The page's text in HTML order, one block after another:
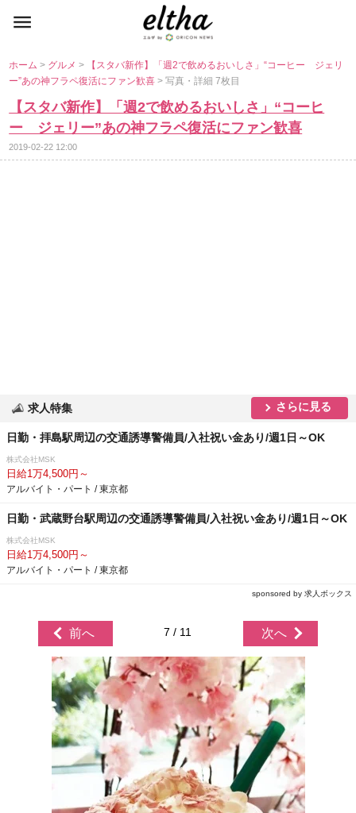
ホーム> グルメ>
【スタバ新作】「週2で飲めるおいしさ」“コーヒー ジェリ
ー”あの神フラペ復活にファン歓喜> 写真・詳細 7枚目
【スタバ新作】「週2で飲めるおいしさ」“コーヒ
ー ジェリー”あの神フラペ復活にファン歓喜
2019-02-22 12:00
求人特集 さらに見る
日勤・拝島駅周辺の交通誘導警備員/入社祝い金あり/週1日～OK
株式会社MSK
日給1万4,500円～
アルバイト・パート / 東京都
日勤・武蔵野台駅周辺の交通誘導警備員/入社祝い金あり/週1日～OK
株式会社MSK
日給1万4,500円～
アルバイト・パート / 東京都
sponsored by 求人ボックス
前へ 7 / 11 次へ